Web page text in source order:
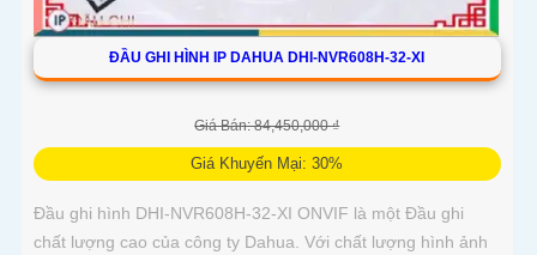
ĐẦU GHI HÌNH IP DAHUA DHI-NVR608H-32-XI
Giá Bán: 84,450,000 ₫
Giá Khuyến Mại: 30%
Đầu ghi hình DHI-NVR608H-32-XI ONVIF là một Đầu ghi
chất lượng cao của công ty Dahua. Với chất lượng hình ảnh